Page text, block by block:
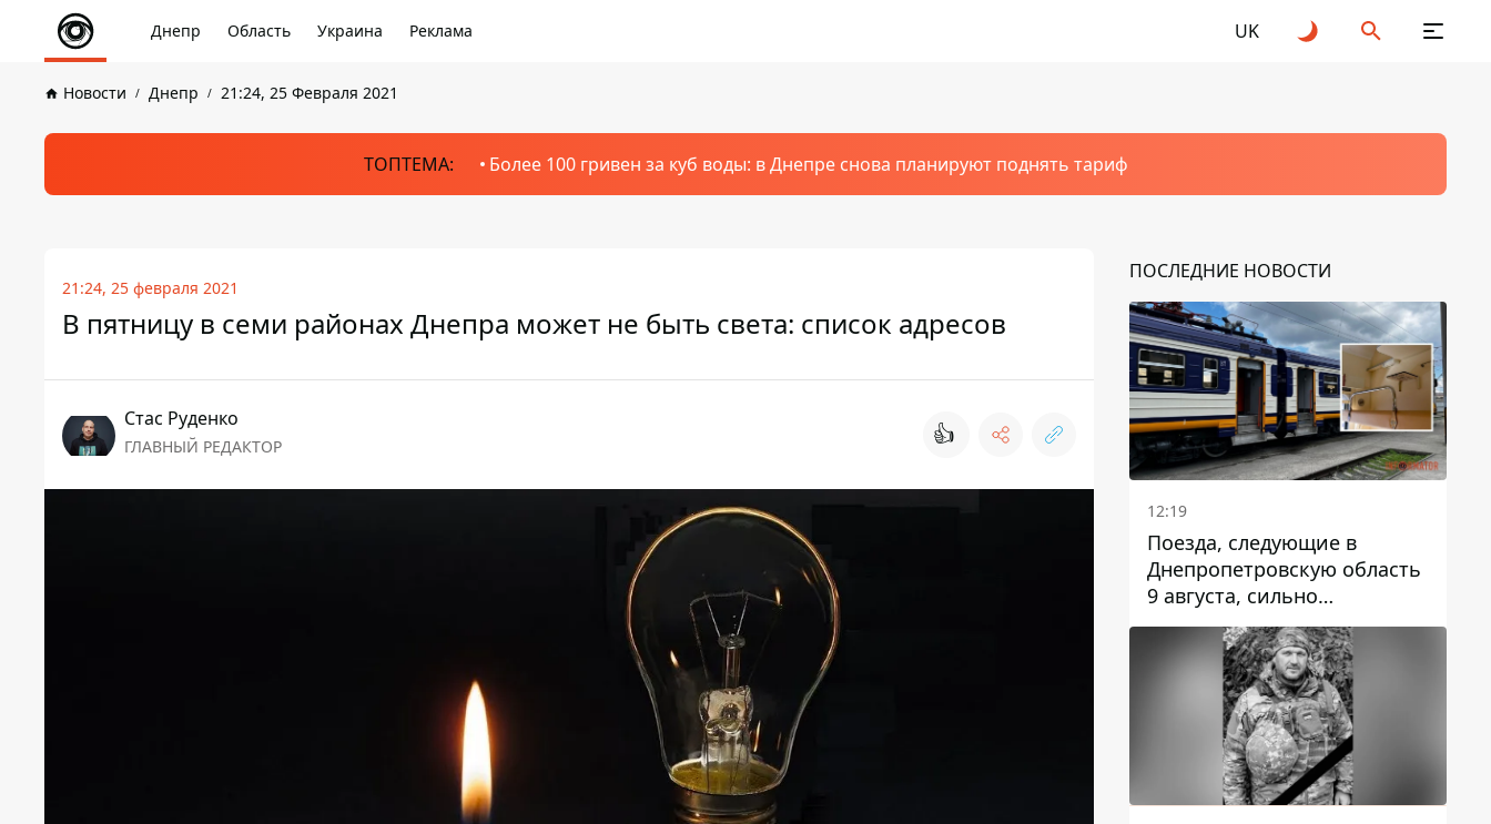
Днепр Область Украина Реклама UK
Новости Днепр 21:24, 25 Февраля 2021
ТОПТЕМА: Более 100 гривен за куб воды: в Днепре снова планируют поднять тариф
21:24, 25 февраля 2021
В пятницу в семи районах Днепра может не быть света: список адресов
Стаc Руденко
ГЛАВНЫЙ РЕДАКТОР 👍
ПОСЛЕДНИЕ НОВОСТИ
12:19
Поезда, следующие в
Днепропетровскую область
9 августа, сильно
задерживаются